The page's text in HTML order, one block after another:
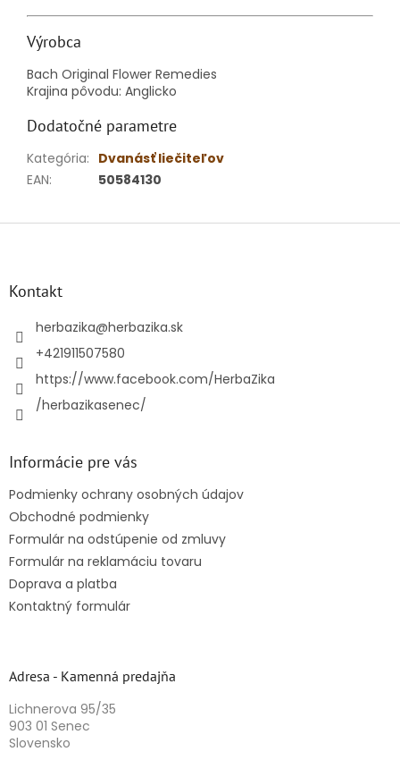
Výrobca
Bach Original Flower Remedies
Krajina pôvodu: Anglicko
Dodatočné parametre
Kategória: Dvanásť liečiteľov
EAN: 50584130
Kontakt
herbazika@herbazika.sk
+421911507580
https://www.facebook.com/HerbaZika
/herbazikasenec/
Informácie pre vás
Podmienky ochrany osobných údajov
Obchodné podmienky
Formulár na odstúpenie od zmluvy
Formulár na reklamáciu tovaru
Doprava a platba
Kontaktný formulár
Adresa - Kamenná predajňa
Lichnerova 95/35
903 01 Senec
Slovensko